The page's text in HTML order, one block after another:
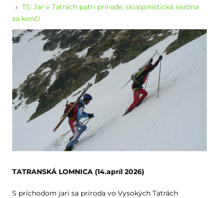
TS: Jar v Tatrách patrí prírode, skialpinistická sezóna
sa končí
TATRANSKÁ LOMNICA (14.apríl 2026)
S príchodom jari sa príroda vo Vysokých Tatrách